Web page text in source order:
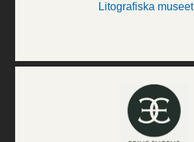
Litografiska museet